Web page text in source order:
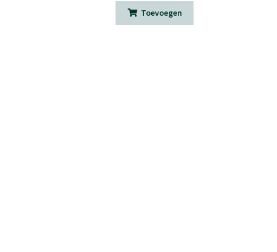
Toevoegen